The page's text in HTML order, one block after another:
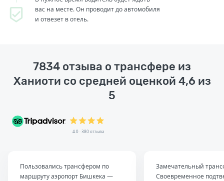
вас на месте. Он проводит до автомобиля
и отвезет в отель.
7834 отзыва о трансфере из
Ханиоти со средней оценкой 4,6 из
5
4.0 · 380 отзыва
Пользовались трансфером по
маршруту аэропорт Бишкека —
Замечательный
Своевременное